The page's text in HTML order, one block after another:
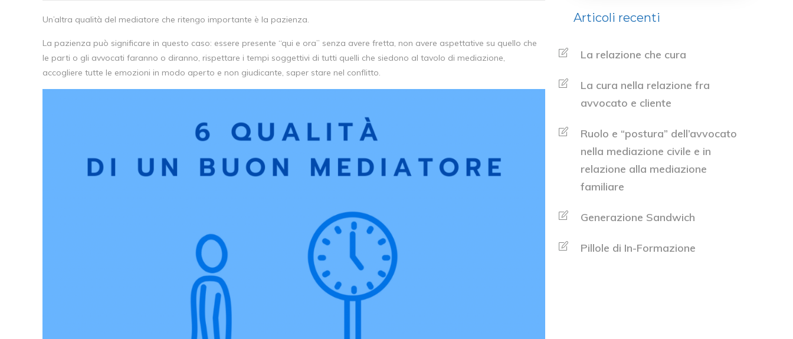
Un’altra qualità del mediatore che ritengo importante è la pazienza.
La pazienza può significare in questo caso: essere presente “qui e ora” senza avere fretta, non avere aspettative su quello che
le parti o gli avvocati faranno o diranno, rispettare i tempi soggettivi di tutti quelli che siedono al tavolo di mediazione,
accogliere tutte le emozioni in modo aperto e non giudicante, saper stare nel conflitto.
Articoli recenti
La relazione che cura
La cura nella relazione fra
avvocato e cliente
Ruolo e “postura” dell’avvocato
nella mediazione civile e in
relazione alla mediazione
familiare
Generazione Sandwich
Pillole di In-Formazione